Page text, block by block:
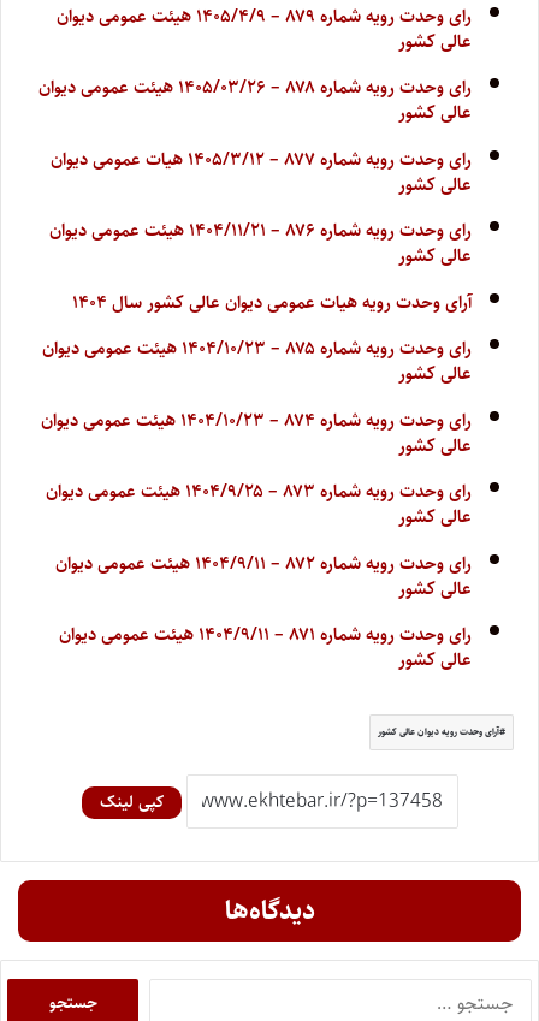
رای وحدت رویه شماره ۸۷۹ – ۱۴۰۵/۴/۹ هیئت عمومی دیوان
عالی کشور
رای وحدت رویه شماره ۸۷۸ – ۱۴۰۵/۰۳/۲۶ هیئت عمومی دیوان
عالی کشور
رای وحدت رویه شماره ۸۷۷ – ۱۴۰۵/۳/۱۲ هیات عمومی دیوان
عالی کشور
رای وحدت رویه شماره ۸۷۶ – ۱۴۰۴/۱۱/۲۱ هیئت عمومی دیوان
عالی کشور
آرای وحدت رویه هیات عمومی دیوان عالی کشور سال ۱۴۰۴
رای وحدت رویه شماره ۸۷۵ – ۱۴۰۴/۱۰/۲۳ هیئت عمومی دیوان
عالی کشور
رای وحدت رویه شماره ۸۷۴ – ۱۴۰۴/۱۰/۲۳ هیئت عمومی دیوان
عالی کشور
رای وحدت رویه شماره ۸۷۳ – ۱۴۰۴/۹/۲۵ هیئت عمومی دیوان
عالی کشور
رای وحدت رویه شماره ۸۷۲ – ۱۴۰۴/۹/۱۱ هیئت عمومی دیوان
عالی کشور
رای وحدت رویه شماره ۸۷۱ – ۱۴۰۴/۹/۱۱ هیئت عمومی دیوان
عالی کشور
آرای وحدت رویه دیوان عالی کشور
کپی لینک
دیدگاه‌ها